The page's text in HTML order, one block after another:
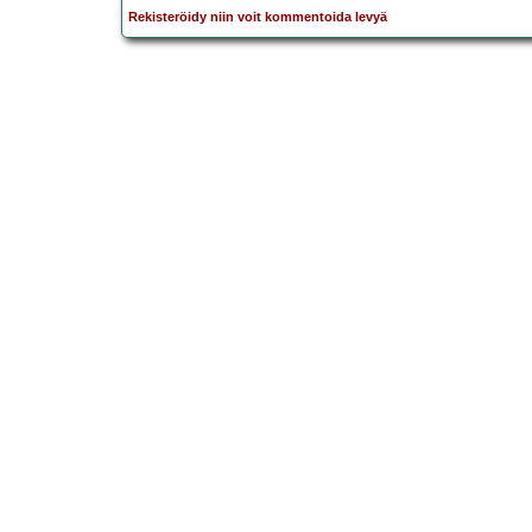
Rekisteröidy niin voit kommentoida levyä